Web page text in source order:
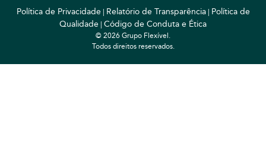
© 2026 Grupo Flexível.
Todos direitos reservados.
Política de Privacidade Relatório de Transparência|
Política de
Qualidade
Código de Conduta e Ética